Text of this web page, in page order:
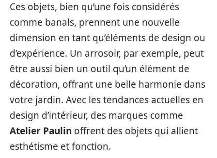
Ces objets, bien qu’une fois considérés
comme banals, prennent une nouvelle
dimension en tant qu’éléments de design ou
d’expérience. Un arrosoir, par exemple, peut
être aussi bien un outil qu’un élément de
décoration, offrant une belle harmonie dans
votre jardin. Avec les tendances actuelles en
design d’intérieur, des marques comme
Atelier Paulin offrent des objets qui allient
esthétisme et fonction.